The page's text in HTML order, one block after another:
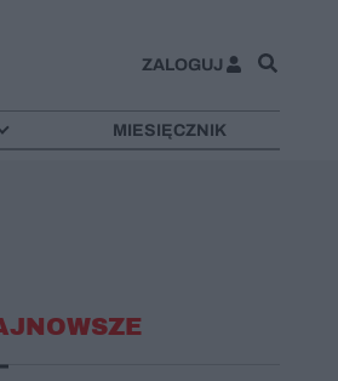
ZALOGUJ
MIESIĘCZNIK